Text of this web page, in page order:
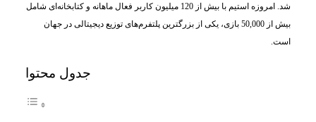
شد. امروزه استیم با بیش از 120 میلیون کاربر فعال ماهانه و کتابخانه‌ای شامل
بیش از 50,000 بازی، یکی از بزرگترین پلتفرم‌های توزیع دیجیتالی در جهان
است.
جدول محتوا